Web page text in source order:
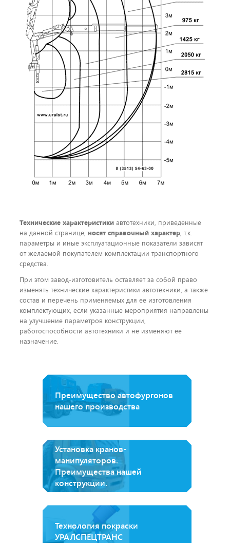
Технические характеристики автотехники, приведенные
на данной странице, носят справочный характер, т.к.
параметры и иные эксплуатационные показатели зависят
от желаемой покупателем комплектации транспортного
средства.
При этом завод-изготовитель оставляет за собой право
изменять технические характеристики автотехники, а также
состав и перечень применяемых для ее изготовления
комплектующих, если указанные мероприятия направлены
на улучшение параметров конструкции,
работоспособности автотехники и не изменяют ее
назначение.
Преимущество автофургонов
нашего производства
Установка кранов-
манипуляторов.
Преимущества нашей
конструкции.
Технология покраски
УРАЛСПЕЦТРАНС